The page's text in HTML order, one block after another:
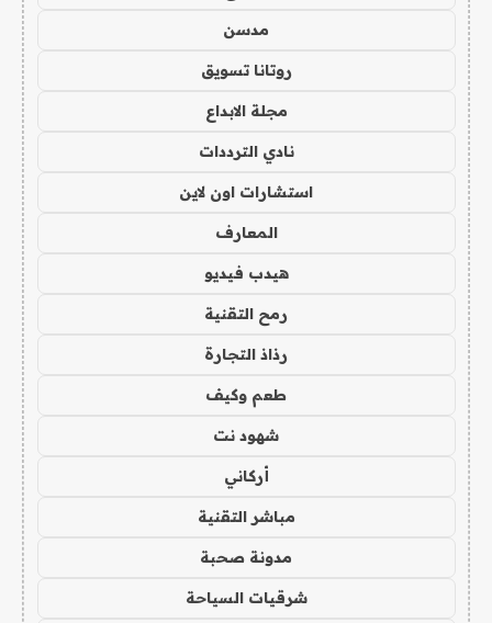
مدسن
روتانا تسويق
مجلة الابداع
نادي الترددات
استشارات اون لاين
المعارف
هيدب فيديو
رمح التقنية
رذاذ التجارة
طعم وكيف
شهود نت
أركاني
مباشر التقنية
مدونة صحبة
شرقيات السياحة